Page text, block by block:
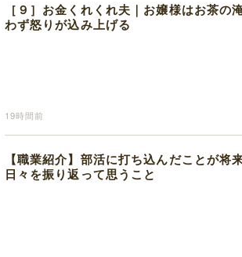
［９］お金くれくれ夫｜お嬢様はお茶
わず怒りが込み上げる
19時間前
【職業紹介】部活に打ち込んだことが
日々を振り返って思うこと